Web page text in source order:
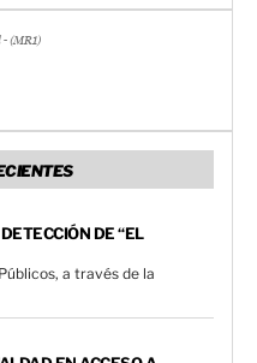
(MR1)
DE “EL
a través de la